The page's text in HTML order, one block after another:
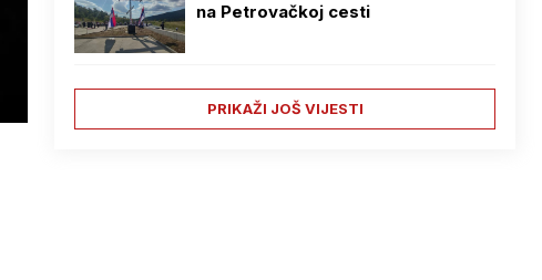
na Petrovačkoj cesti
PRIKAŽI JOŠ VIJESTI